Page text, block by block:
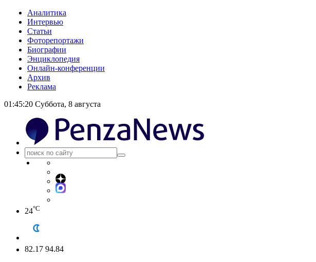
Аналитика
Интервью
Статьи
Фоторепортажи
Биографии
Энциклопедия
Онлайн-конференции
Архив
Реклама
01:45:21 Суббота, 8 августа
24°C
82.17 94.84